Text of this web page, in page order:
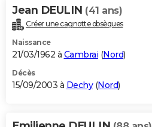
Jean DEULIN (41 ans)
Créer une cagnotte obsèques
Naissance
21/03/1962 à Cambrai (Nord)
Décès
15/09/2003 à Dechy(Nord)